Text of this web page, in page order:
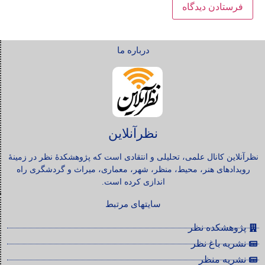
درباره ما
نظرآنلاین
نظرآنلاین کانال علمی، تحلیلی و انتقادی است که پژوهشکدۀ نظر در زمینۀ
رویدادهای هنر، محیط، منظر، شهر، معماری، میراث و گردشگری راه
اندازی کرده است.
سایتهای مرتبط
پژوهشکده نظر
نشریه باغ نظر
نشریه منظر